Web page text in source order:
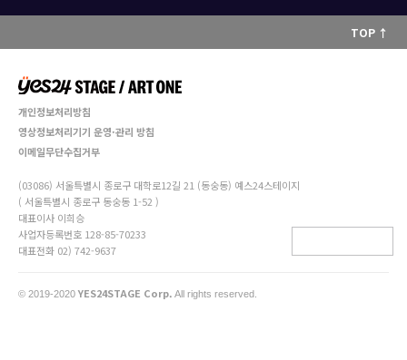
TOP ↑
개인정보처리방침
영상정보처리기기 운영·관리 방침
이메일무단수집거부
(03086) 서울특별시 종로구 대학로12길 21 (동숭동) 예스24스테이지
( 서울특별시 종로구 동숭동 1-52 )
대표이사 이희승
사업자등록번호 128-85-70233
대표전화 02) 742-9637
© 2019-2020 YES24STAGE Corp. All rights reserved.